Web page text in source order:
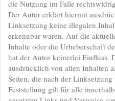
die Nutzung im Falle
Der Autor erklärt hiermit
Linksetzung keine illegalen
erkennbar waren. Auf die
Inhalte oder die Urheberschaft
hat der Autor keinerlei Einfluss.
ausdrücklich von allen Inhalten
Seiten, die nach der
Feststellung gilt für alle